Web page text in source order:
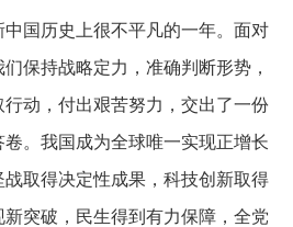
国历史上很不平凡的一年。面对
保持战略定力，准确判断形势，
动，付出艰苦努力，交出了一份
卷。我国成为全球唯一实现正增长
取得决定性成果，科技创新取得
突破，民生得到有力保障，全党